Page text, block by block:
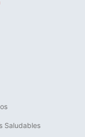
Saludables